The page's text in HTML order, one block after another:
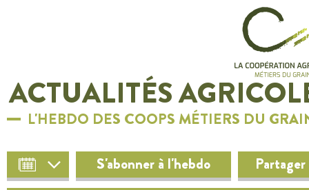
ACTUALITÉS
L'HEBDO DES COOPS MÉTIERS DU
S'abonner à l'hebdo Partager